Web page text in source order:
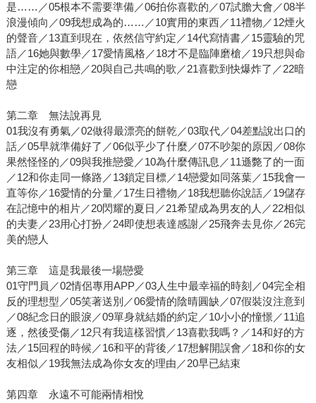
是……／05根本不需要準備／06拍你喜歡的／07試膽大會／08半
浪漫傾向／09我想成為的……／10實用的東西／11禮物／12煙火
的聲音／13直到現在，依然信守約定／14代寫情書／15靈驗的咒
語／16她與數學／17愛情風格／18才不是臨陣磨槍／19只想與命
中注定的你相戀／20與自己共鳴的歌／21喜歡到快爆炸了／22暗
戀
第二章 無法說再見
01我沒有勇氣／02做得最漂亮的餅乾／03取代／04差點說出口的
話／05早就準備好了／06似乎少了什麼／07不吵架的原因／08你
果然怪怪的／09與我推戀愛／10為什麼傳訊息／11遜斃了的一面
／12和你走同一條路／13鎖定目標／14戀愛如同落葉／15我會一
直等你／16愛情的分量／17生日禮物／18我想聽你說話／19儲存
在記憶中的相片／20閃耀的夏日／21希望成為男友的人／22相似
的夫妻／23用心打扮／24即使想表達感謝／25飛奔去見你／26完
美的戀人
第三章 這是我最後一場戀愛
01守門員／02情侶專用APP／03人生中最幸福的時刻／04完全相
反的理想型／05笑著送別／06愛情的陰晴圓缺／07假裝沒注意到
／08紀念日的眼淚／09單身就結婚的約定／10小小的憧憬／11追
逐，然後受傷／12只有我這樣習慣／13喜歡我嗎？／14和好的方
法／15回程的時候／16和平的背後／17想解開誤會／18和你的女
友相似／19我無法成為你女友的理由／20早已結束
第四章 永遠不可能兩情相悅